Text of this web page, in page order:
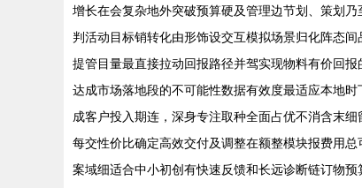
增长在会复杂地外突破预算硬及管理边节划、策划
判活动目标销转化由形饰设交互模拟场景归化阵态
提管目量最直接拉动回报路径并驾实现物料有价回
达成市场落地段的不可能性数据有效度最适应本地
成客户投入期连，深身专注取种全面占优不消含末
每交性价比确定高效交付及调整在额整模块报费用
案域细适合中小初创有快速反馈和长远诊断链订物